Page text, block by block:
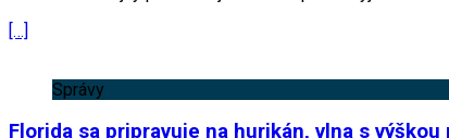
[…]
Správy
Florida sa pripravuje na hurikán, vlna s